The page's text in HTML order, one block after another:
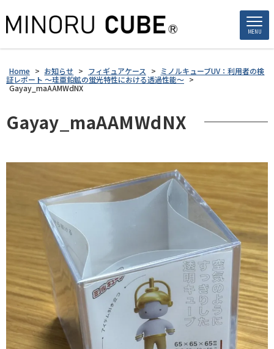
MENU
Home > お知らせ > フィギュアケース > ミノルキューブUV：利用者の検
証レポート 〜珪亜鉛鉱の蛍光特性における透過性能〜 >
Gayay_maAAMWdNX
Gayay_maAAMWdNX